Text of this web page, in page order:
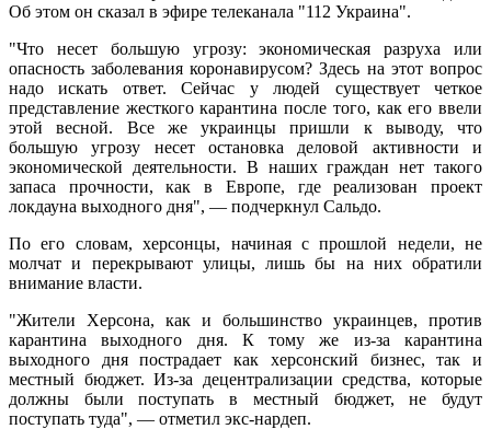
Об этом он сказал в эфире телеканала "112 Украина".
"Что несет большую угрозу: экономическая разруха или
опасность заболевания коронавирусом? Здесь на этот вопрос
надо искать ответ. Сейчас у людей существует четкое
представление жесткого карантина после того, как его ввели
этой весной. Все же украинцы пришли к выводу, что
большую угрозу несет остановка деловой активности и
экономической деятельности. В наших граждан нет такого
запаса прочности, как в Европе, где реализован проект
локдауна выходного дня", — подчеркнул Сальдо.
По его словам, херсонцы, начиная с прошлой недели, не
молчат и перекрывают улицы, лишь бы на них обратили
внимание власти.
"Жители Херсона, как и большинство украинцев, против
карантина выходного дня. К тому же из-за карантина
выходного дня пострадает как херсонский бизнес, так и
местный бюджет. Из-за децентрализации средства, которые
должны были поступать в местный бюджет, не будут
поступать туда", — отметил экс-нардеп.